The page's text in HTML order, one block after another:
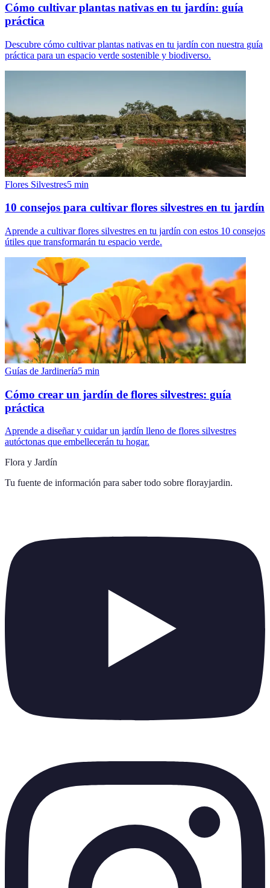
Cómo cultivar plantas nativas en tu jardín: guía
práctica
Descubre cómo cultivar plantas nativas en tu jardín con nuestra guía
práctica para un espacio verde sostenible y biodiverso.
Flores Silvestres5 min
10 consejos para cultivar flores silvestres en tu jardín
Aprende a cultivar flores silvestres en tu jardín con estos 10 consejos
útiles que transformarán tu espacio verde.
Guías de Jardinería5 min
Cómo crear un jardín de flores silvestres: guía
práctica
Aprende a diseñar y cuidar un jardín lleno de flores silvestres
autóctonas que embellecerán tu hogar.
Flora y Jardín
Tu fuente de información para saber todo sobre florayjardin.